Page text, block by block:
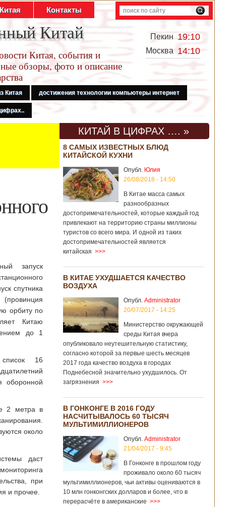
Контакты
Китай
Китая, события и
обзоры, фото и описание
Пекин 19:10
Москва 14:10
Китая достижения технологии компьютеры интернет
запуск
спутника
орбиту по
Китаю
до 1
16
оборонной
2 метра в
около
даст
при
и прочее.
КИТАЙ В ЦИФРАХ …. »
8 САМЫХ ИЗВЕСТНЫХ БЛЮД
КИТАЙСКОЙ КУХНИ
Опубл. Юлия
26/08/2018 - 14:50
В Китае масса самых
разнообразных
достопримечательностей, которые каждый год
привлекают на территорию страны миллионы
туристов со всего мира. И одной из таких
достопримечательностей является
китайская >>>
В КИТАЕ УХУДШАЕТСЯ КАЧЕСТВО
ВОЗДУХА
Опубл. Administrator
20/07/2017 - 14:25
Министерство окружающей
среды Китая вчера
опубликовало неутешительную статистику,
согласно которой за первые шесть месяцев
2017 года качество воздуха в городах
Поднебесной значительно ухудшилось. От
загрязнения >>>
В ГОНКОНГЕ В 2016 ГОДУ
НАСЧИТЫВАЛОСЬ 60 ТЫСЯЧ
МУЛЬТИМИЛЛИОНЕРОВ
Опубл. Administrator
21/04/2017 - 9:45
В Гонконге в прошлом году
проживало около 60 тысяч
мультимиллионеров, чьи активы оцениваются в
10 млн гонконгских долларов и более, что в
перерасчёте в американские >>>